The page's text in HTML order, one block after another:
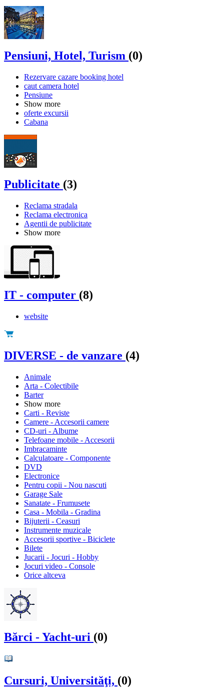
Pensiuni, Hotel, Turism (0)
Rezervare cazare booking hotel
caut camera hotel
Pensiune
Show more
oferte excursii
Cabana
Publicitate (3)
Reclama stradala
Reclama electronica
Agentii de publicitate
Show more
IT - computer (8)
website
DIVERSE - de vanzare (4)
Animale
Arta - Colectibile
Barter
Show more
Carti - Reviste
Camere - Accesorii camere
CD-uri - Albume
Telefoane mobile - Accesorii
Imbracaminte
Calculatoare - Componente
DVD
Electronice
Pentru copii - Nou nascuti
Garage Sale
Sanatate - Frumusete
Casa - Mobila - Gradina
Bijuterii - Ceasuri
Instrumente muzicale
Accesorii sportive - Biciclete
Bilete
Jucarii - Jocuri - Hobby
Jocuri video - Console
Orice altceva
Bărci - Yacht-uri (0)
Cursuri, Universităţi, (0)